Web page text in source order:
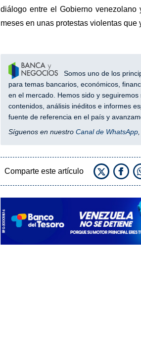
diálogo entre el Gobierno
meses en unas protestas violentas
Somos uno de los
para temas bancarios, económicos,
en el mercado. Hemos sido y
contenidos, análisis inéditos e informes
fuente de referencia en el país y
Síguenos en nuestro Canal de WhatsApp,
Comparte este artículo